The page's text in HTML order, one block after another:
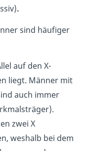
.
sind häufiger
auf den X-
liegt. Männer mit
auch immer
zwei X
weshalb bei dem